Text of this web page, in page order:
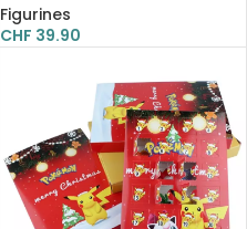
surprise
Figurines
CHF 39.90